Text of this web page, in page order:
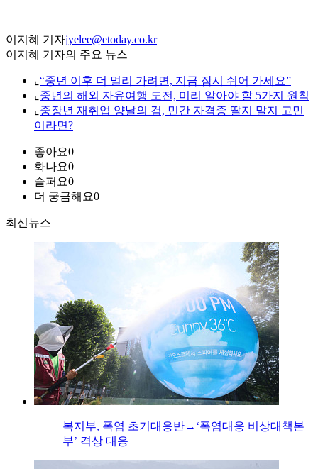
이지혜 기자jyelee@etoday.co.kr
이지혜 기자의 주요 뉴스
⌞ “중년 이후 더 멀리 가려면, 지금 잠시 쉬어 가세요”
⌞ 중년의 해외 자유여행 도전, 미리 알아야 할 5가지 원칙
⌞ 중장년 재취업 양날의 검, 민간 자격증 딸지 말지 고민
이라면?
좋아요0
화나요0
슬퍼요0
더 궁금해요0
최신뉴스
복지부, 폭염 초기대응반→‘폭염대응 비상대책본
부’ 격상 대응